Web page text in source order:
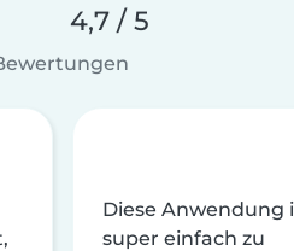
4,7 / 5
Diese Anwendung
super einfach zu